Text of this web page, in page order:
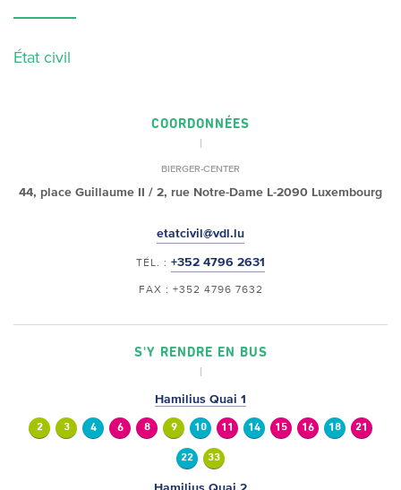
État civil
COORDONNÉES
BIERGER-CENTER
44, place Guillaume II / 2, rue Notre-Dame L-2090 Luxembourg
etatcivil@vdl.lu
TÉL. : +352 4796 2631
FAX : +352 4796 7632
S'Y RENDRE EN BUS
Hamilius Quai 1
2 3 4 6 8 9 10 11 14 15 16 18 21
22 33